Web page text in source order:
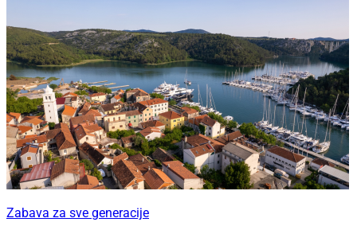
Zabava za sve generacije